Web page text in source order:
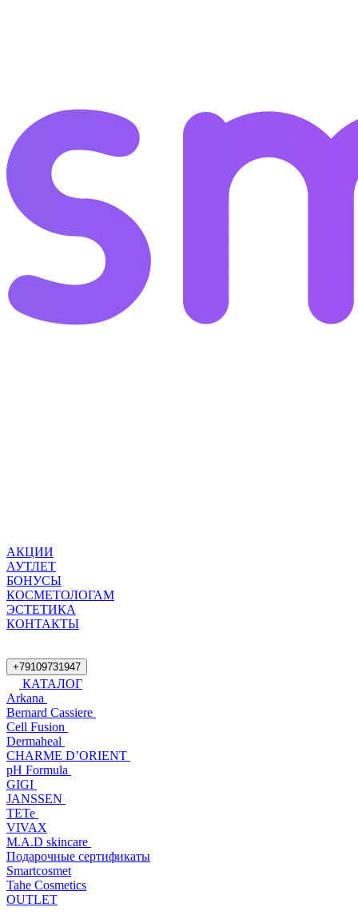
АКЦИИ
АУТЛЕТ
БОНУСЫ
КОСМЕТОЛОГАМ
ЭСТЕТИКА
КОНТАКТЫ
+79109731947
КАТАЛОГ
Arkana
Bernard Cassiere
Cell Fusion
Dermaheal
CHARME D’ORIENT
pH Formula
GIGI
JANSSEN
TETe
VIVAX
M.A.D skincare
Подарочные сертификаты
Smartcosmet
Tahe Cosmetics
OUTLET